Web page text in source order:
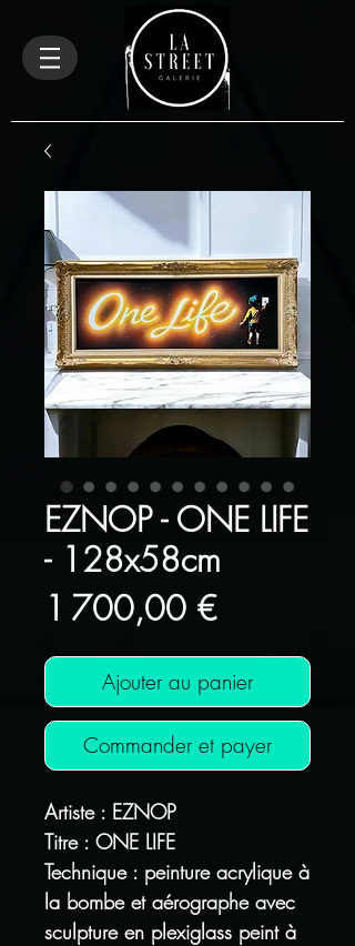
EZNOP - ONE LIFE
- 128x58cm
1 700,00 €Prix
Ajouter au panier
Commander et payer
Artiste : EZNOP
Titre : ONE LIFE
Technique : peinture acrylique à
la bombe et aérographe avec
sculpture en plexiglass peint à